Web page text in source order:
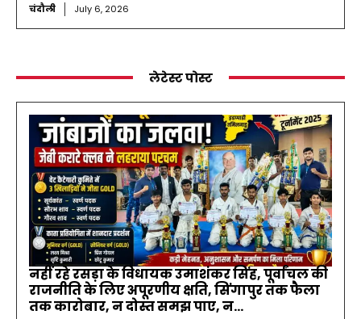
चंदौली July 6, 2026
लेटेस्ट पोस्ट
नहीं रहे रसड़ा के विधायक उमाशंकर सिंह, पूर्वांचल की
राजनीति के लिए अपूरणीय क्षति, सिंगापुर तक फैला
तक कारोबार, न दोस्त समझ पाए, न...